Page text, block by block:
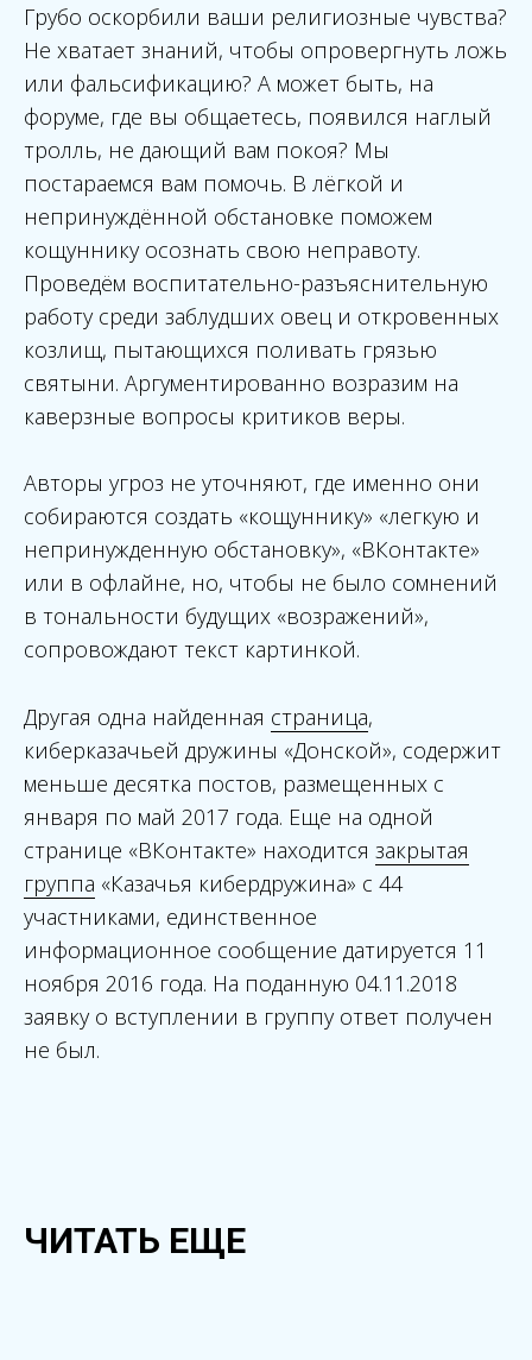
Грубо оскорбили ваши религиозные чувства?
Не хватает знаний, чтобы опровергнуть ложь
или фальсификацию? А может быть, на
форуме, где вы общаетесь, появился наглый
тролль, не дающий вам покоя? Мы
постараемся вам помочь. В лёгкой и
непринуждённой обстановке поможем
кощуннику осознать свою неправоту.
Проведём воспитательно-разъяснительную
работу среди заблудших овец и откровенных
козлищ, пытающихся поливать грязью
святыни. Аргументированно возразим на
каверзные вопросы критиков веры.
Авторы угроз не уточняют, где именно они
собираются создать «кощуннику» «легкую и
непринужденную обстановку», «ВКонтакте»
или в офлайне, но, чтобы не было сомнений
в тональности будущих «возражений»,
сопровождают текст картинкой.
Другая одна найденная страница,
киберказачьей дружины «Донской», содержит
меньше десятка постов, размещенных с
января по май 2017 года. Еще на одной
странице «ВКонтакте» находится закрытая
группа «Казачья кибердружина» с 44
участниками, единственное
информационное сообщение датируется 11
ноября 2016 года. На поданную 04.11.2018
заявку о вступлении в группу ответ получен
не был.
ЧИТАТЬ ЕЩЕ